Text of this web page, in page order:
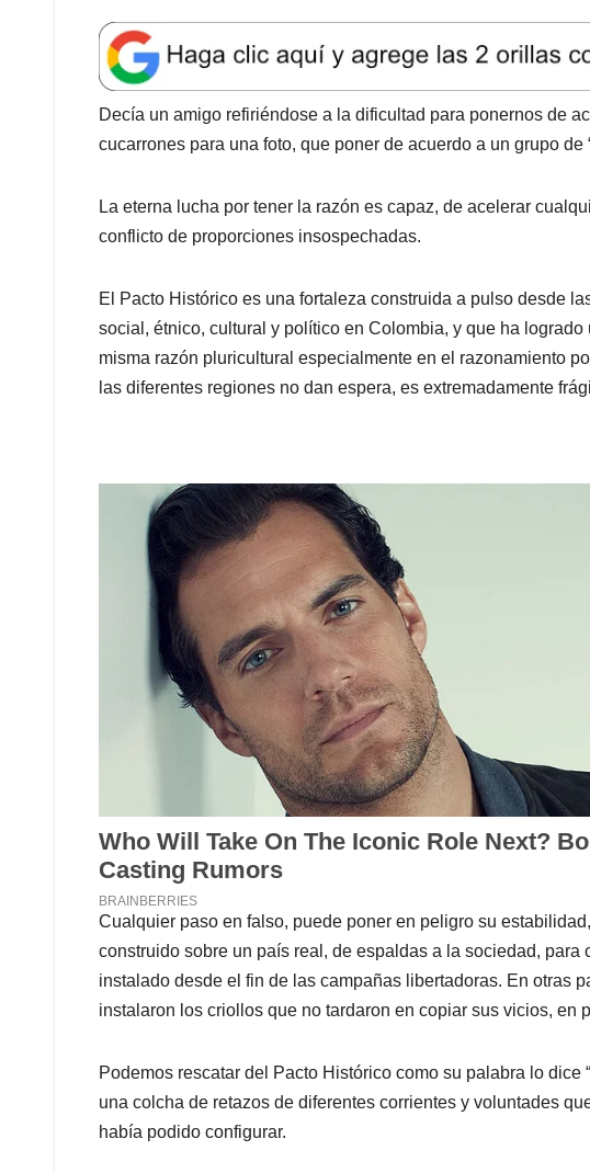
a
t
s
A
p
e
b
o
o
k
e
d
I
l
e
a
d
s
Decía un amigo refiriéndose a la dificultad para ponernos de
cucarrones para una foto, que poner de acuerdo a un grupo de
La eterna lucha por tener la razón es capaz, de acelerar
conflicto de proporciones insospechadas.
El Pacto Histórico es una fortaleza construida a pulso desde
social, étnico, cultural y político en Colombia, y que ha
misma razón pluricultural especialmente en el razonamiento
las diferentes regiones no dan espera, es extremadamente
Cualquier paso en falso, puede poner en peligro su
construido sobre un país real, de espaldas a la sociedad,
instalado desde el fin de las campañas libertadoras. En otras
instalaron los criollos que no tardaron en copiar sus vicios, en
Podemos rescatar del Pacto Histórico como su palabra lo dice
una colcha de retazos de diferentes corrientes y voluntades
había podido configurar.